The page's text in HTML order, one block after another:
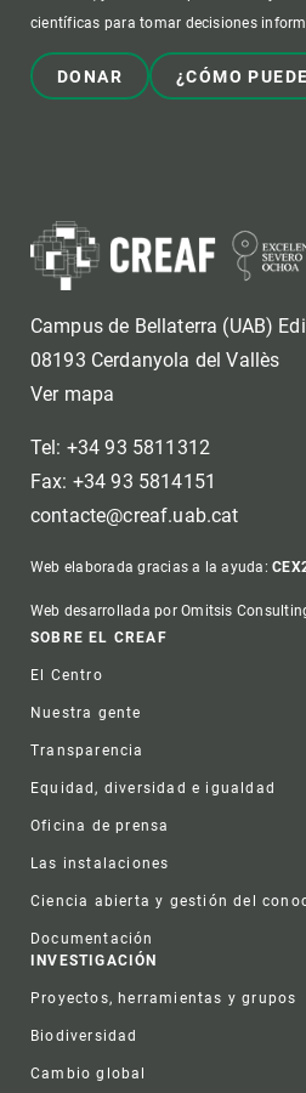
científicas para tomar decisiones
DONAR ¿CÓMO
Campus de Bellaterra (UAB)
08193 Cerdanyola del Vallès
Ver mapa
Tel: +34 93 5811312
Fax: +34 93 5814151
contacte@creaf.uab.cat
Web elaborada gracias a la ayuda:
Web desarrollada por Omitsis
Footer
SOBRE EL CREAF
El Centro
Nuestra gente
Transparencia
Equidad, diversidad e igualdad
Oficina de prensa
Las instalaciones
Ciencia abierta y gestión del
Documentación
INVESTIGACIÓN
Proyectos, herramientas y grupos
Biodiversidad
Cambio global